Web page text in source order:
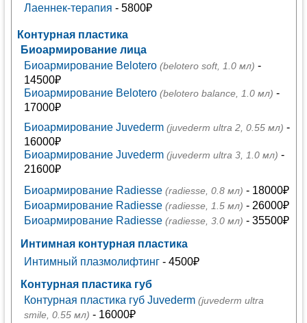
Лаеннек-терапия - 5800₽
Контурная пластика
Биоармирование лица
Биоармирование Belotero (belotero soft, 1.0 мл) -
14500₽
Биоармирование Belotero (belotero balance, 1.0 мл) -
17000₽
Биоармирование Juvederm (juvederm ultra 2, 0.55 мл) -
16000₽
Биоармирование Juvederm (juvederm ultra 3, 1.0 мл) -
21600₽
Биоармирование Radiesse (radiesse, 0.8 мл) - 18000₽
Биоармирование Radiesse (radiesse, 1.5 мл) - 26000₽
Биоармирование Radiesse (radiesse, 3.0 мл) - 35500₽
Интимная контурная пластика
Интимный плазмолифтинг- 4500₽
Контурная пластика губ
Контурная пластика губ Juvederm (juvederm ultra
smile, 0.55 мл) - 16000₽